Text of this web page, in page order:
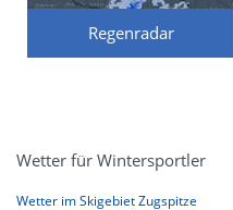
Regenradar
Wetter für Wintersportler
Wetter im Skigebiet Zugspitze